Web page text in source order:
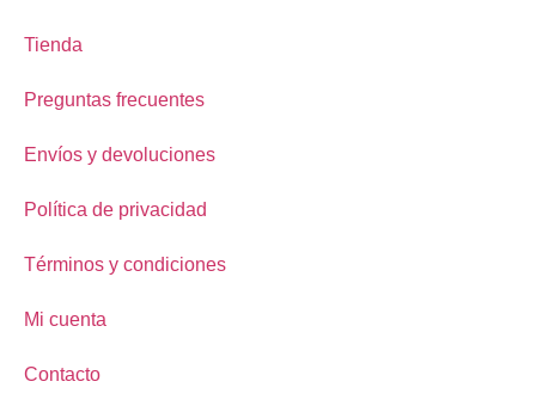
Tienda
Preguntas frecuentes
Envíos y devoluciones
Política de privacidad
Términos y condiciones
Mi cuenta
Contacto